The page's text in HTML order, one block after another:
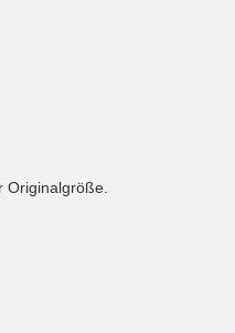
Originalgröße.